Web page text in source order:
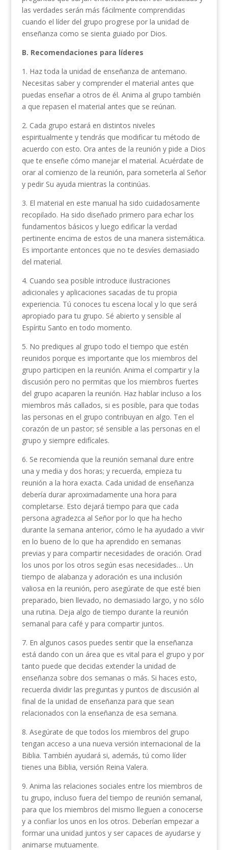
las verdades serán más fácilmente comprendidas
cuando el líder del grupo progrese por la unidad de
enseñanza como se sienta guiado por Dios.
B. Recomendaciones para líderes
1. Haz toda la unidad de enseñanza de antemano.
Necesitas saber y comprender el material antes que
puedas enseñar a otros de él. Anima al grupo también
a que repasen el material antes que se reúnan.
2. Cada grupo estará en distintos niveles
espiritualmente y tendrás que modificar tu método de
acuerdo con esto. Ora antes de la reunión y pide a Dios
que te enseñe cómo manejar el material. Acuérdate de
orar al comienzo de la reunión, para someterla al Señor
y pedir Su ayuda mientras la continúas.
3. El material en este manual ha sido cuidadosamente
recopilado. Ha sido diseñado primero para echar los
fundamentos básicos y luego edificar la verdad
pertinente encima de estos de una manera sistemática.
Es importante entonces que no te desvíes demasiado
del material.
4. Cuando sea posible introduce ilustraciones
adicionales y aplicaciones sacadas de tu propia
experiencia. Tú conoces tu escena local y lo que será
apropiado para tu grupo. Sé abierto y sensible al
Espíritu Santo en todo momento.
5. No prediques al grupo todo el tiempo que estén
reunidos porque es importante que los miembros del
grupo participen en la reunión. Anima el compartir y la
discusión pero no permitas que los miembros fuertes
del grupo acaparen la reunión. Haz hablar incluso a los
miembros más callados, si es posible, para que todas
las personas en el grupo contribuyan en algo. Ten el
corazón de un pastor; sé sensible a las personas en el
grupo y siempre edifícales.
6. Se recomienda que la reunión semanal dure entre
una y media y dos horas; y recuerda, empieza tu
reunión a la hora exacta. Cada unidad de enseñanza
debería durar aproximadamente una hora para
completarse. Esto dejará tiempo para que cada
persona agradezca al Señor por lo que ha hecho
durante la semana anterior, cómo le ha ayudado a vivir
en lo bueno de lo que ha aprendido en semanas
previas y para compartir necesidades de oración. Orad
los unos por los otros según esas necesidades… Un
tiempo de alabanza y adoración es una inclusión
valiosa en la reunión, pero asegúrate de que esté bien
preparado, bien llevado, no demasiado largo, y no sólo
una rutina. Deja algo de tiempo durante la reunión
semanal para café y para compartir juntos.
7. En algunos casos puedes sentir que la enseñanza
está dando con un área que es vital para el grupo y por
tanto puede que decidas extender la unidad de
enseñanza sobre dos semanas o más. Si haces esto,
recuerda dividir las preguntas y puntos de discusión al
final de la unidad de enseñanza para que sean
relacionados con la enseñanza de esa semana.
8. Asegúrate de que todos los miembros del grupo
tengan acceso a una nueva versión internacional de la
Biblia. También ayudará si, además, tú como líder
tienes una Biblia, versión Reina Valera.
9. Anima las relaciones sociales entre los miembros de
tu grupo, incluso fuera del tiempo de reunión semanal,
para que los miembros del mismo lleguen a conocerse
y a confiar los unos en los otros. Deberían empezar a
formar una unidad juntos y ser capaces de ayudarse y
animarse mutuamente.